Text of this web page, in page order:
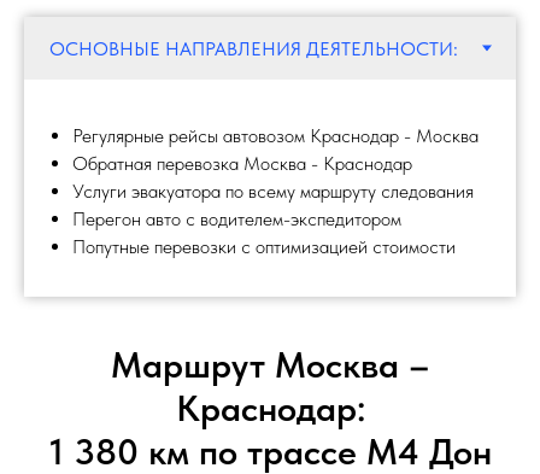
Регулярные рейсы автовозом Краснодар - Москва
Обратная перевозка Москва - Краснодар
Услуги эвакуатора по всему маршруту следования
Перегон авто с водителем-экспедитором
Попутные перевозки с оптимизацией стоимости
Маршрут Москва –
Краснодар:
1 380 км по трассе М4 Дон